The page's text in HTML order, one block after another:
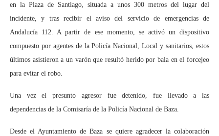
en la Plaza de Santiago, situada a unos 300 metros del lugar del
incidente, y tras recibir el aviso del servicio de emergencias de
Andalucía 112. A partir de ese momento, se activó un dispositivo
compuesto por agentes de la Policía Nacional, Local y sanitarios, estos
últimos asistieron a un varón que resultó herido por bala en el forcejeo
para evitar el robo.
Una vez el presunto agresor fue detenido, fue llevado a las
dependencias de la Comisaría de la Policía Nacional de Baza.
Desde el Ayuntamiento de Baza se quiere agradecer la colaboración